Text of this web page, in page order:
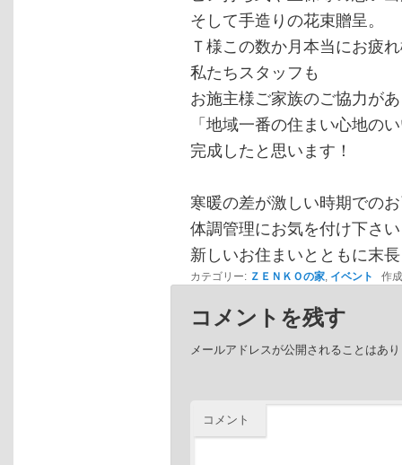
そして手造りの花束贈呈。
Ｔ様この数か月本当にお疲
私たちスタッフも
お施主様ご家族のご協力が
「地域一番の住まい心地の
完成したと思います！
寒暖の差が激しい時期での
体調管理にお気を付け下さ
新しいお住まいとともに末
カテゴリー: ＺＥＮＫＯの家, イベント 作
コメントを残す
メールアドレスが公開されることはあ
コメント